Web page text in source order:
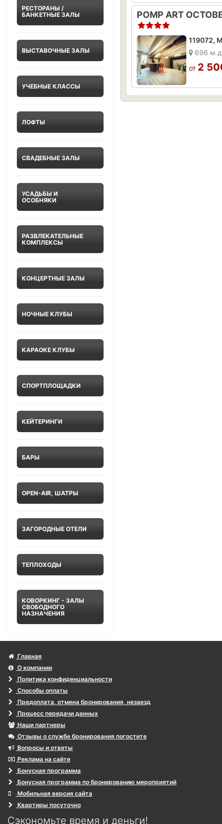
РЕСТОРАНЫ /
БАНКЕТНЫЕ ЗАЛЫ
ВЫСТАВОЧНЫЕ ЗАЛЫ
УЧЕБНЫЕ КЛАССЫ
ЛОФТЫ
СВАДЕБНЫЕ ЗАЛЫ
УСАДЬБЫ И
ОСОБНЯКИ
РАЗВЛЕКАТЕЛЬНЫЕ
КОМПЛЕКСЫ
КОНЦЕРТНЫЕ ЗАЛЫ
НОЧНЫЕ КЛУБЫ
КАРАОКЕ КЛУБЫ
СПОРТПЛОЩАДКИ
КЕЙТЕРИНГИ
БАРЫ
OPEN-AIR, ШАТРЫ
ЗАГОРОДНЫЕ ОТЕЛИ
ТЕПЛОХОДЫ
КОВОРКИНГ - ЗАЛЫ
СВОБОДНОГО
НАЗНАЧЕНИЯ
696 м
от 2
Главная
О компании
Политика конфиденциальности
Способы оплаты
Предоплата, отмена бронирования, незаезд
Процесс передачи данных
Наши партнеры
Отзывы о службе бронирования погостите
Вопросы и ответы
Реклама на сайте
Бонусная программа
Бонусная программа по бронированию мероприятий
Мобильная версия сайта
Квартиры посуточно
Сэкономьте время и деньги!